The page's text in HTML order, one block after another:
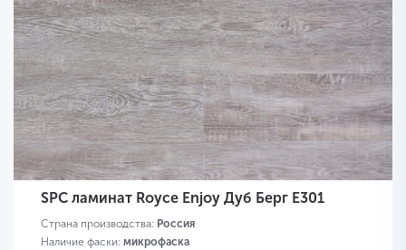
SPC ламинат Royce Enjoy Дуб Берг Е301
Страна производства: Россия
Наличие фаски: микрофаска